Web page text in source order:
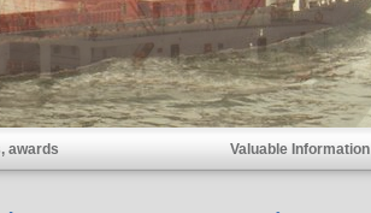
awards Valuable Information